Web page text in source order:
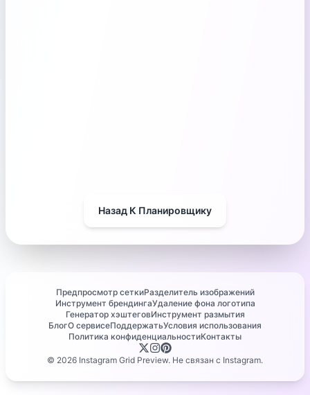
Назад К Планировщику
Предпросмотр сеткиРазделитель изображений
Инструмент брендингаУдаление фона логотипа
Генератор хэштеговИнструмент размытия
БлогО сервисеПоддержатьУсловия использования
Политика конфиденциальностиКонтакты
© 2026 Instagram Grid Preview. Не связан с Instagram.